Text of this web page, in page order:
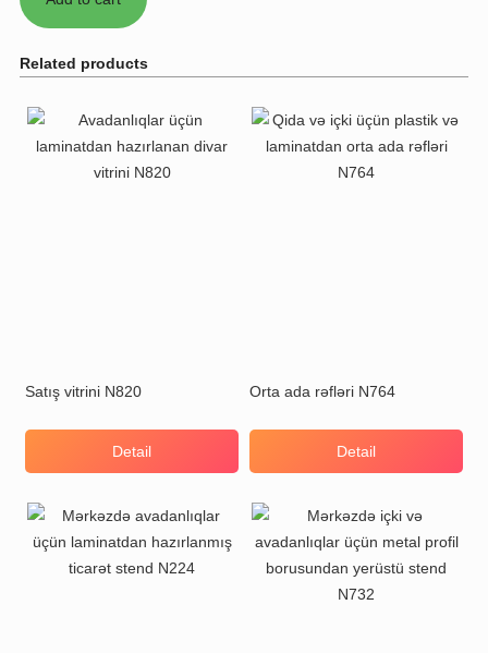
Related products
Satış vitrini N820
Detail
Orta ada rəfləri N764
Detail